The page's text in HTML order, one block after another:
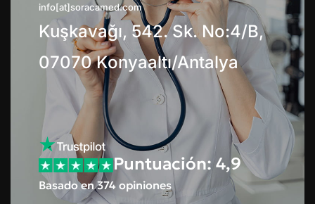
info[at]soracamed.com
Kuşkavağı, 542. Sk. No:4/B,
07070 Konyaaltı/Antalya
Puntuación: 4,9
Basado en 374 opiniones